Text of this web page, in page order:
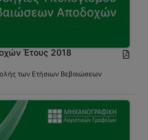
Έτους 2018
των Ετήσιων Βεβαιώσεων